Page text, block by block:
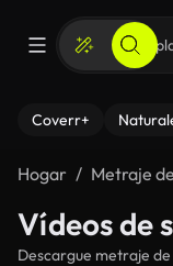
Coverr+
Hogar Metraje
Vídeos de
Descargue metraje